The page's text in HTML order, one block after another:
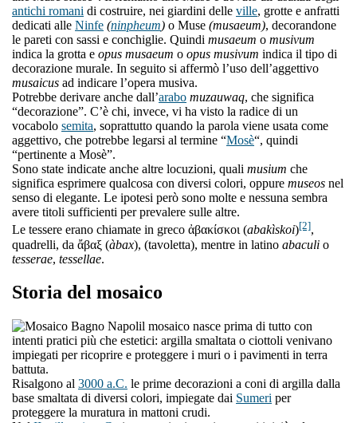
antichi romani di costruire, nei giardini delle ville, grotte e anfratti
dedicati alle Ninfe (ninpheum) o Muse (musaeum), decorandone
le pareti con sassi e conchiglie. Quindi musaeum o musivum
indica la grotta e opus musaeum o opus musivum indica il tipo di
decorazione murale. In seguito si affermò l’uso dell’aggettivo
musaicus ad indicare l’opera musiva.
Potrebbe derivare anche dall’arabo muzauwaq, che significa
“decorazione”. C’è chi, invece, vi ha visto la radice di un
vocabolo semita, soprattutto quando la parola viene usata come
aggettivo, che potrebbe legarsi al termine “Mosè“, quindi
“pertinente a Mosè”.
Sono state indicate anche altre locuzioni, quali musium che
significa esprimere qualcosa con diversi colori, oppure museos nel
senso di elegante. Le ipotesi però sono molte e nessuna sembra
avere titoli sufficienti per prevalere sulle altre.
Le tessere erano chiamate in greco ἀβακίσκοι (abakìskoi)[2],
quadrelli, da ἄβαξ (àbax), (tavoletta), mentre in latino abaculi o
tesserae, tessellae.
Storia del mosaico
l mosaico nasce prima di tutto con
intenti pratici più che estetici: argilla smaltata o ciottoli venivano
impiegati per ricoprire e proteggere i muri o i pavimenti in terra
battuta.
Risalgono al 3000 a.C. le prime decorazioni a coni di argilla dalla
base smaltata di diversi colori, impiegate dai Sumeri per
proteggere la muratura in mattoni crudi.